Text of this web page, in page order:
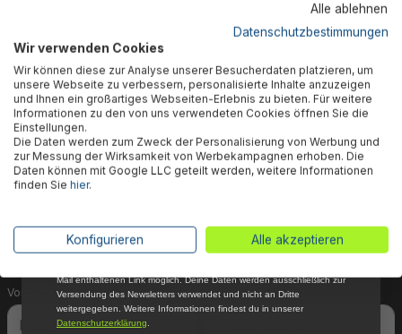
🎉 Jetzt den Newsletter
abonnieren & 5% Rabatt
sichern!
Dein Vorteil wartet schon auf Dich: Mit der Anmeldung
Gutschein auf nicht reduzierte Ware für Deinen
nächsten Einkauf.
Vorname Nachname
Alle ablehnen
Datenschutzbestimmungen
Wir verwenden Cookies
Wir können diese zur Analyse unserer Besucherdaten platzieren, um
unsere Webseite zu verbessern, personalisierte Inhalte anzuzeigen
und Ihnen ein großartiges Webseiten-Erlebnis zu bieten. Für weitere
Informationen zu den von uns verwendeten Cookies öffnen Sie die
Einstellungen.
Die Daten werden zum Zweck der Personalisierung von Werbung und
zur Messung der Wirksamkeit von Werbekampagnen erhoben. Die
Daten können mit Google LLC geteilt werden, weitere Informationen
finden Sie hier.
Konfigurieren Alle akzeptieren
FÜR DICH
Abonniere jetzt unseren kostenlosen
Newsletter, verpasse keine Neuigkeiten und
Aktionen mehr und sichere Dir 5 %
Willkommensrabatt auf nicht reduzierte Ware
bei Deiner ersten Bestellung !*
Email
*Mit der Anmeldung zum Newsletter stimmst du zu, regelmäßig per E-
Mail über aktuelle Angebote, Aktionen und Produktneuheiten
Mail enthaltenen Link möglich. Deine Daten werden ausschließlich zur
Versendung des Newsletters verwendet und nicht an Dritte
weitergegeben. Weitere Informationen findest du in unserer
Datenschutzerklärung